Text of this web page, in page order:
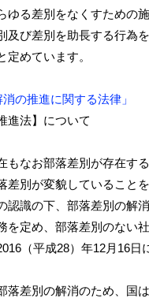
ゆる差別をなくすための
及び差別を助長する行為
定めています。
の推進に関する法律」
進法】について
もなお部落差別が存在す
差別が変貌していること
認識の下、部落差別の解
を定め、部落差別のない
（平成28）年12月16日
落差別の解消のため、国